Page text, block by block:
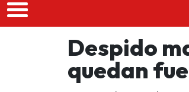
Despido
quedan